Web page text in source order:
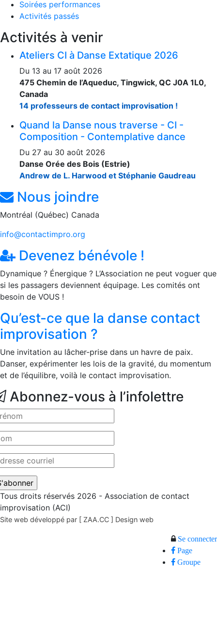
Soirées performances
Activités passés
Activités à venir
Ateliers CI à Danse Extatique 2026
Du 13 au 17 août 2026
475 Chemin de l’Aqueduc, Tingwick, QC J0A 1L0,
Canada
14 professeurs de contact improvisation !
Quand la Danse nous traverse - CI -
Composition - Contemplative dance
Du 27 au 30 août 2026
Danse Orée des Bois (Estrie)
Andrew de L. Harwood et Stéphanie Gaudreau
Nous joindre
Montréal (Québec) Canada
info@contactimpro.org
Devenez bénévole !
Dynamique ? Énergique ? L’Association ne peut voguer que
si les passagers deviennent équipage. Les comités ont
besoin de VOUS !
Qu’est-ce que la danse contact
improvisation ?
Une invitation au lâcher-prise dans un havre de paix.
Danser, expérimenter les lois de la gravité, du momentum
et de l’équilibre, voilà le contact improvisation.
Abonnez-vous à l’infolettre
Tous droits réservés 2026 - Association de contact
improvisation (ACI)
Site web développé par [ ZAA.CC ] Design web
Se connecter
Page
Groupe